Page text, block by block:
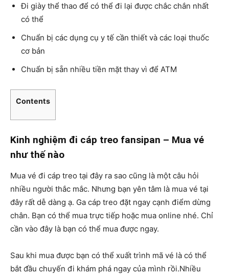
Đi giày thể thao để có thể đi lại được chắc chắn nhất
có thể
Chuẩn bị các dụng cụ y tế cần thiết và các loại thuốc
cơ bản
Chuẩn bị sẵn nhiều tiền mặt thay vì để ATM
Contents
Kinh nghiệm đi cáp treo fansipan – Mua vé
như thế nào
Mua vé đi cáp treo tại đây ra sao cũng là một câu hỏi
nhiều người thắc mắc. Nhưng bạn yên tâm là mua vé tại
đây rất dễ dàng ạ. Ga cáp treo đặt ngay cạnh điểm dừng
chân. Bạn có thể mua trực tiếp hoặc mua online nhé. Chỉ
cần vào đây là bạn có thể mua được ngay.
Sau khi mua được bạn có thể xuất trình mã vé là có thể
bắt đầu chuyến đi khám phá ngay của mình rồi.Nhiều